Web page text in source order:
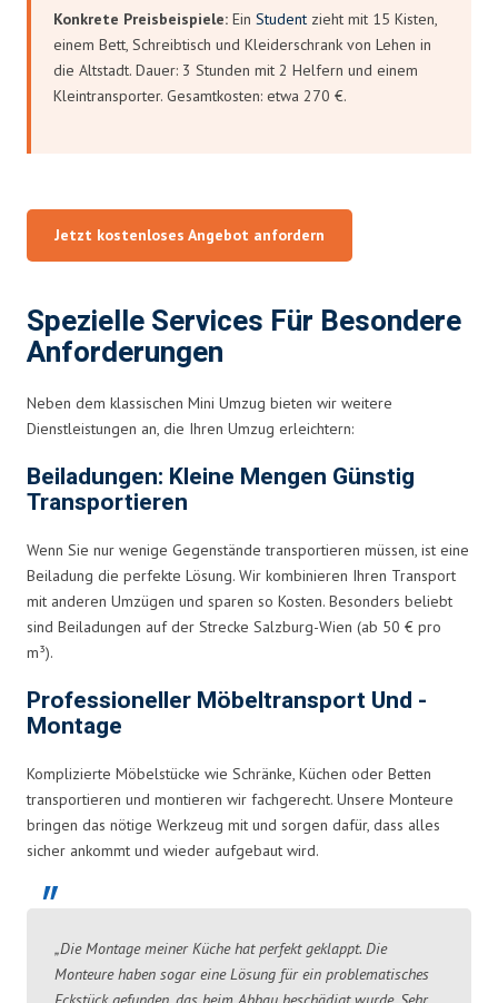
Konkrete Preisbeispiele: Ein Student zieht mit 15 Kisten,
einem Bett, Schreibtisch und Kleiderschrank von Lehen in
die Altstadt. Dauer: 3 Stunden mit 2 Helfern und einem
Kleintransporter. Gesamtkosten: etwa 270 €.
Jetzt kostenloses Angebot anfordern
Spezielle Services Für Besondere
Anforderungen
Neben dem klassischen Mini Umzug bieten wir weitere
Dienstleistungen an, die Ihren Umzug erleichtern:
Beiladungen: Kleine Mengen Günstig
Transportieren
Wenn Sie nur wenige Gegenstände transportieren müssen, ist eine
Beiladung die perfekte Lösung. Wir kombinieren Ihren Transport
mit anderen Umzügen und sparen so Kosten. Besonders beliebt
sind Beiladungen auf der Strecke Salzburg-Wien (ab 50 € pro
m³).
Professioneller Möbeltransport Und -
Montage
Komplizierte Möbelstücke wie Schränke, Küchen oder Betten
transportieren und montieren wir fachgerecht. Unsere Monteure
bringen das nötige Werkzeug mit und sorgen dafür, dass alles
sicher ankommt und wieder aufgebaut wird.
„Die Montage meiner Küche hat perfekt geklappt. Die
Monteure haben sogar eine Lösung für ein problematisches